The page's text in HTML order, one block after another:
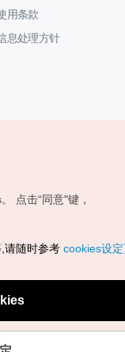
用条款
息处理方针
点击“同意"键，
请随时参考 cookies设